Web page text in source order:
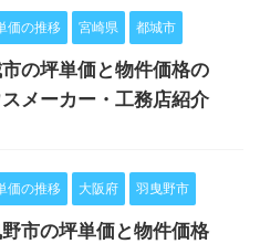
価の推移 宮崎県 都城市
の坪単価と物件価格の
メーカー・工務店紹介
価の推移 大阪府 羽曳野市
市の坪単価と物件価格